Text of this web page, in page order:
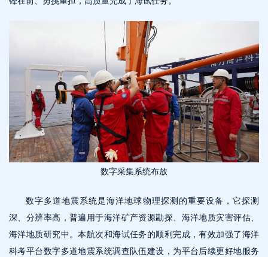
数字采集系统布放
数字多道地震系统是海洋地球物理探测的重要设备，它探测
深、分辨率高，普遍用于海洋矿产资源勘探、海洋地质灾害评估、
海洋地质研究中。本航次和海试任务的顺利完成，有效加强了海洋
科考平台数字多道地震系统调查队伍建设，为平台后续更好地服务